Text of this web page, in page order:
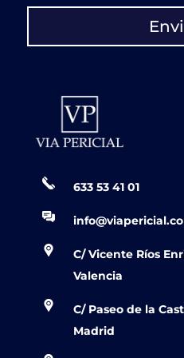
633 53 41 01
C/ Vicente Ríos
Valencia
C/ Paseo de la
Madrid